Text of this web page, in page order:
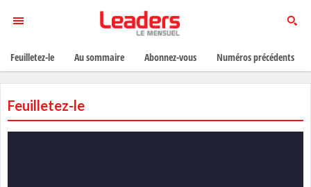
Feuilletez-le
Feuilletez-le Au sommaire Abonnez-vous Numéros précédents